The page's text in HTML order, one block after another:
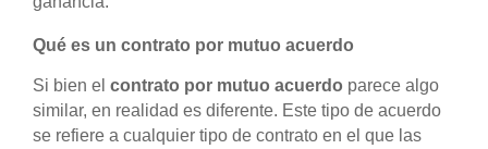
Qué es un contrato por mutuo acuerdo
Si bien el contrato por mutuo acuerdo parece algo
similar, en realidad es diferente. Este tipo de acuerdo
se refiere a cualquier tipo de contrato en el que las